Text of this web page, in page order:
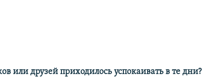
или друзей приходилось успокаивать в те дни?